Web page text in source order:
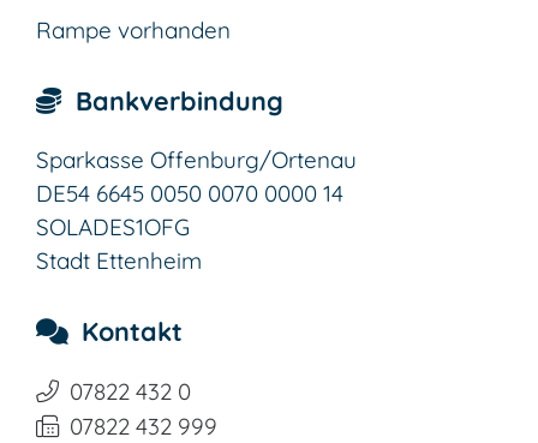
Rampe vorhanden
Bankverbindung
Sparkasse Offenburg/Ortenau
DE54 6645 0050 0070 0000 14
SOLADES1OFG
Stadt Ettenheim
Kontakt
07822 432 0
07822 432 999